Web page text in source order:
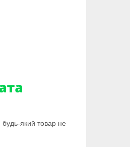
будь-який товар не